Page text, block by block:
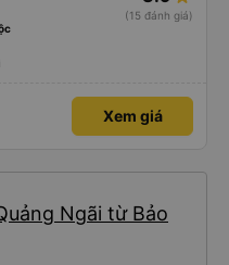
(15 đánh giá)
Xem giá
Ngãi từ Bảo